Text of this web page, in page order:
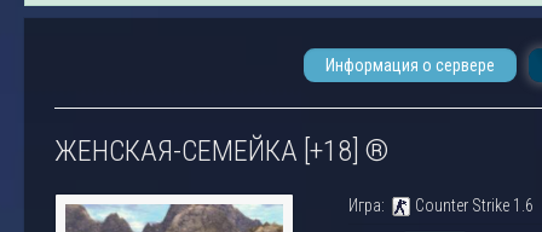
Информация о сервере
ЖЕНСКАЯ-СЕМЕЙКА [+18] ®
Игра:
Counter Strike 1.6